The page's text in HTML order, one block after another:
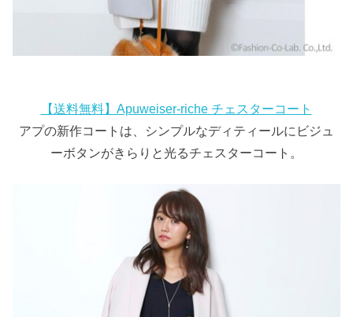
【送料無料】Apuweiser-riche チェスターコート
アプの新作コートは、シンプルなディティールにビジュ
ーボタンがきらりと光るチェスターコート。